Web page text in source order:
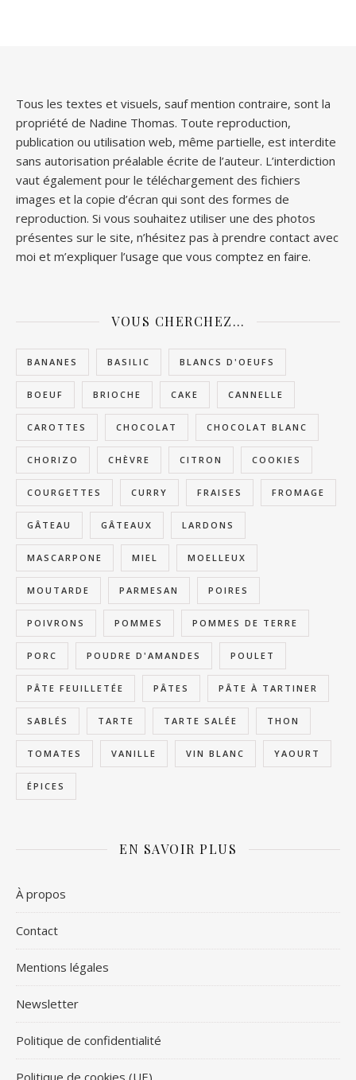
Tous les textes et visuels, sauf mention contraire, sont la
propriété de Nadine Thomas. Toute reproduction,
publication ou utilisation web, même partielle, est interdite
sans autorisation préalable écrite de l’auteur. L’interdiction
vaut également pour le téléchargement des fichiers
images et la copie d’écran qui sont des formes de
reproduction. Si vous souhaitez utiliser une des photos
présentes sur le site, n’hésitez pas à prendre contact avec
moi et m’expliquer l’usage que vous comptez en faire.
VOUS CHERCHEZ…
BANANES BASILIC BLANCS D'OEUFS
BOEUF BRIOCHE CAKE CANNELLE
CAROTTES CHOCOLAT CHOCOLAT BLANC
CHORIZO CHÈVRE CITRON COOKIES
COURGETTES CURRY FRAISES FROMAGE
GÂTEAU GÂTEAUX LARDONS
MASCARPONE MIEL MOELLEUX
MOUTARDE PARMESAN POIRES
POIVRONS POMMES POMMES DE TERRE
PORC POUDRE D'AMANDES POULET
PÂTE FEUILLETÉE PÂTES PÂTE À TARTINER
SABLÉS TARTE TARTE SALÉE THON
TOMATES VANILLE VIN BLANC YAOURT
ÉPICES
EN SAVOIR PLUS
À propos
Contact
Mentions légales
Newsletter
Politique de confidentialité